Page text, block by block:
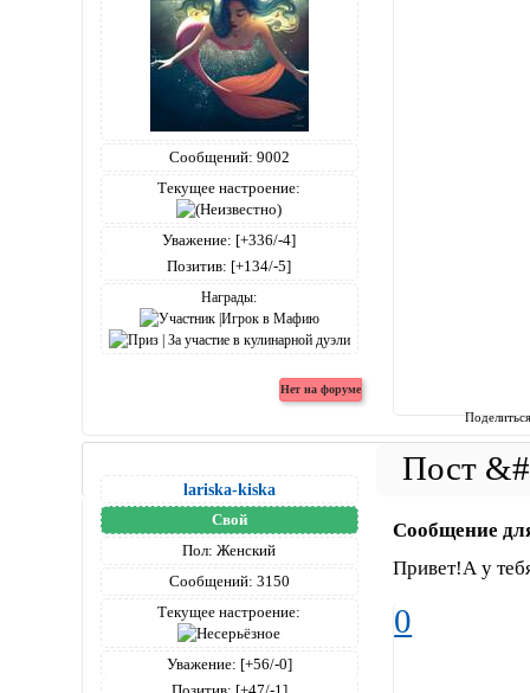
Сообщений: 9002
Текущее настроение:
Уважение: [+336/-4]
Позитив: [+134/-5]
Награды:
lariska-kiska
Свой
Пол: Женский
Сообщений: 3150
Текущее настроение:
Уважение: [+56/-0]
Сообщение
Привет!А у
0